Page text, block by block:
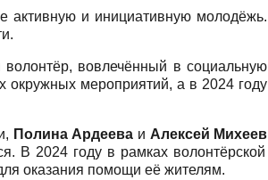
активную и инициативную молодёжь.
вовлечённый в социальную
окружных мероприятий, а в 2024 году
Полина Ардеева и Алексей Михеев
В 2024 году в рамках волонтёрской
оказания помощи её жителям.